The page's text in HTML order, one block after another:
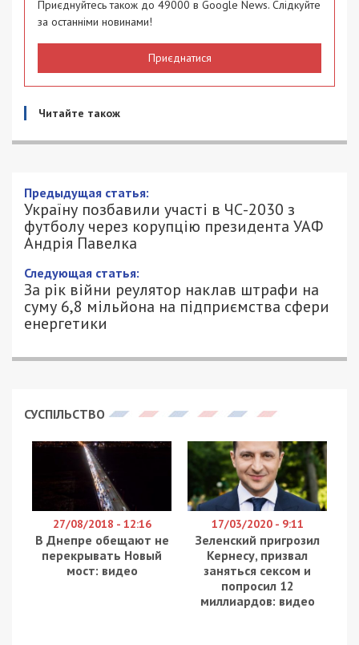
Приєднуйтесь також до 49000 в Google News. Слідкуйте
за останніми новинами!
Приєднатися
Читайте також
Предыдущая статья:
Україну позбавили участі в ЧС-2030 з
футболу через корупцію президента УАФ
Андрія Павелка
Следующая статья:
За рік війни реулятор наклав штрафи на
суму 6,8 мільйона на підприємства сфери
енергетики
СУСПІЛЬСТВО
27/08/2018 - 12:16
В Днепре обещают не
перекрывать Новый
мост: видео
17/03/2020 - 9:11
Зеленский пригрозил
Кернесу, призвал
заняться сексом и
попросил 12
миллиардов: видео